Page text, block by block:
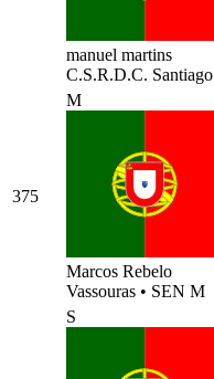
manuel martins
C.S.R.D.C. Santiago
375
M
Marcos Rebelo
Vassouras • SEN M
S